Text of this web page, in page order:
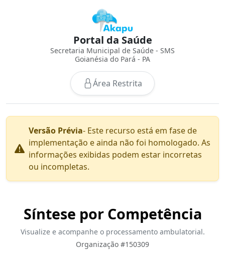
Portal da Saúde
Secretaria Municipal de Saúde - SMS
Goianésia do Pará - PA
Área Restrita
Versão Prévia- Este recurso está em fase de
implementação e ainda não foi homologado. As
informações exibidas podem estar incorretas
ou incompletas.
Síntese por Competência
Visualize e acompanhe o processamento ambulatorial.
Organização #150309